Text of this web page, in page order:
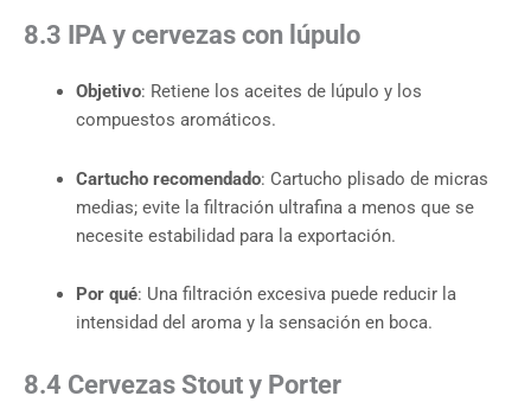
8.3 IPA y cervezas con lúpulo
Objetivo: Retiene los aceites de lúpulo y los
compuestos aromáticos.
Cartucho recomendado: Cartucho plisado de micras
medias; evite la filtración ultrafina a menos que se
necesite estabilidad para la exportación.
Por qué: Una filtración excesiva puede reducir la
intensidad del aroma y la sensación en boca.
8.4 Cervezas Stout y Porter